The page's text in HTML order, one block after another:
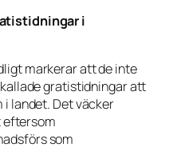
i
markerar att de inte
gratistidningar att
i landet. Det väcker
eftersom
som